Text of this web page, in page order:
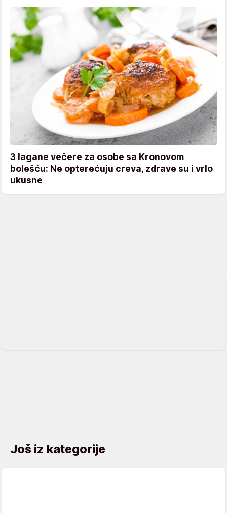
3 lagane večere za osobe sa Kronovom
bolešću: Ne opterećuju creva, zdrave su i vrlo
ukusne
Još iz kategorije